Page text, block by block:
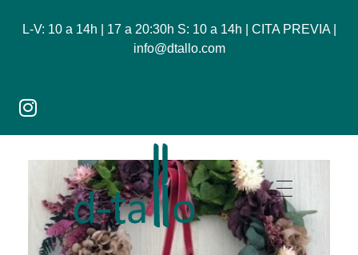
L-V: 10 a 14h | 17 a 20:30h S: 10 a 14h | CITA PREVIA |
info@dtallo.com
Dtallo - Tienda online de flores